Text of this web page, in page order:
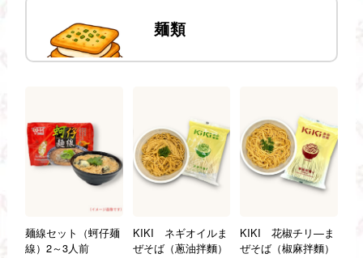
麺類
麺線セット（蚵仔麺
線）2～3人前
KIKI ネギオイルま
ぜそば（蔥油拌麵）
KIKI 花椒チリ—ま
ぜそば（椒麻拌麵）